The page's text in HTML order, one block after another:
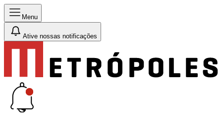
Menu
Ative nossas notificações